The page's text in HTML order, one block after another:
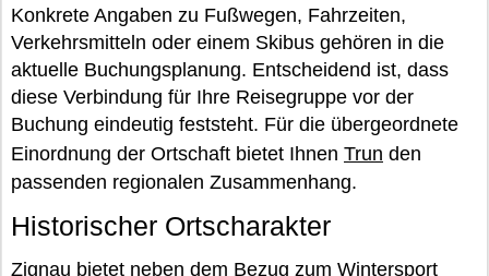
Konkrete Angaben zu Fußwegen, Fahrzeiten,
Verkehrsmitteln oder einem Skibus gehören in die
aktuelle Buchungsplanung. Entscheidend ist, dass
diese Verbindung für Ihre Reisegruppe vor der
Buchung eindeutig feststeht. Für die übergeordnete
Einordnung der Ortschaft bietet Ihnen Trun den
passenden regionalen Zusammenhang.
Historischer Ortscharakter
Zignau bietet neben dem Bezug zum Wintersport